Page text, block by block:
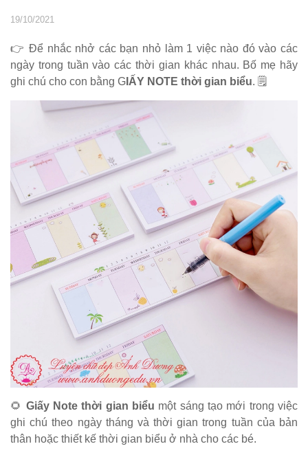
19/10/2021
👉 Để nhắc nhở các bạn nhỏ làm 1 việc nào đó vào các
ngày trong tuần vào các thời gian khác nhau. Bố mẹ hãy
ghi chú cho con bằng G IẤY NOTE thời gian biểu. 🗒
🌻 Giấy Note thời gian biểu một sáng tạo mới trong việc
ghi chú theo ngày tháng và thời gian trong tuần của bản
thân hoặc thiết kế thời gian biểu ở nhà cho các bé.